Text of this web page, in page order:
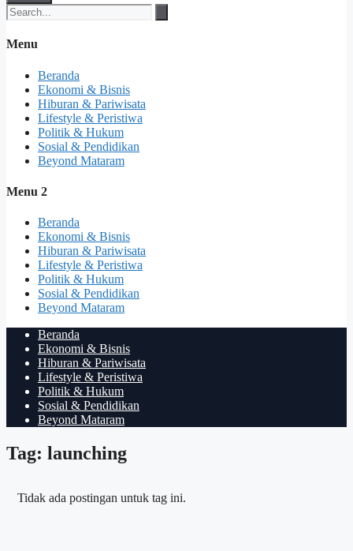
Menu
Beranda
Ekonomi & Bisnis
Hiburan & Pariwisata
Lifestyle & Peristiwa
Politik & Hukum
Sosial & Pendidikan
Beyond Mataram
Menu 2
Beranda
Ekonomi & Bisnis
Hiburan & Pariwisata
Lifestyle & Peristiwa
Politik & Hukum
Sosial & Pendidikan
Beyond Mataram
Beranda
Ekonomi & Bisnis
Hiburan & Pariwisata
Lifestyle & Peristiwa
Politik & Hukum
Sosial & Pendidikan
Beyond Mataram
Tag: launching
Tidak ada postingan untuk tag ini.